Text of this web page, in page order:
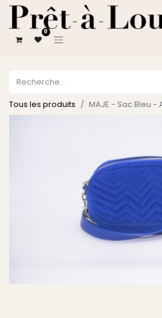
0
Tous les produits MAJE - Sac Bleu -